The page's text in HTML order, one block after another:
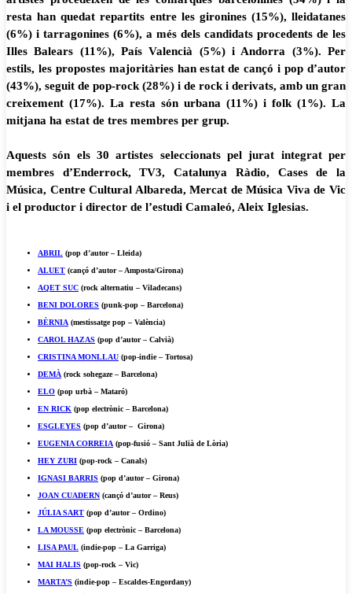
resta han quedat repartits entre les gironines (15%), lleidatanes
(6%) i tarragonines (6%), a més dels candidats procedents de les
Illes Balears (11%), País Valencià (5%) i Andorra (3%). Per
estils, les propostes majoritàries han estat de cançó i pop d’autor
(43%), seguit de pop-rock (28%) i de rock i derivats, amb un gran
creixement (17%). La resta són urbana (11%) i folk (1%). La
mitjana ha estat de tres membres per grup.
Aquests són els 30 artistes seleccionats pel jurat integrat per
membres d’Enderrock, TV3, Catalunya Ràdio, Cases de la
Música, Centre Cultural Albareda, Mercat de Música Viva de Vic
i el productor i director de l’estudi Camaleó, Aleix Iglesias.
ABRIL (pop d’autor – Lleida)
ALUET (cançó d’autor – Amposta/Girona)
AQET SUC (rock alternatiu – Viladecans)
BENI DOLORES (punk-pop – Barcelona)
BÈRNIA (mestissatge pop – València)
CAROL HAZAS (pop d’autor – Calvià)
CRISTINA MONLLAU (pop-indie – Tortosa)
DEMÀ (rock sohegaze – Barcelona)
ELO (pop urbà – Mataró)
EN RICK (pop electrònic – Barcelona)
ESGLEYES (pop d’autor – Girona)
EUGENIA CORREIA (pop-fusió – Sant Julià de Lòria)
HEY ZURI (pop-rock – Canals)
IGNASI BARRIS (pop d’autor – Girona)
JOAN CUADERN (cançó d’autor – Reus)
JÚLIA SART (pop d’autor – Ordino)
LA MOUSSE (pop electrònic – Barcelona)
LISA PAUL (indie-pop – La Garriga)
MAI HALIS (pop-rock – Vic)
MARTA’S (indie-pop – Escaldes-Engordany)